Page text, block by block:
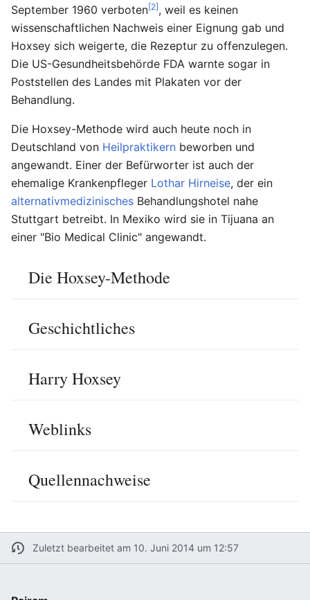
September 1960 verboten[2], weil es keinen
wissenschaftlichen Nachweis einer Eignung gab und
Hoxsey sich weigerte, die Rezeptur zu offenzulegen.
Die US-Gesundheitsbehörde FDA warnte sogar in
Poststellen des Landes mit Plakaten vor der
Behandlung.
Die Hoxsey-Methode wird auch heute noch in
Deutschland von Heilpraktikern beworben und
angewandt. Einer der Befürworter ist auch der
ehemalige Krankenpfleger Lothar Hirneise, der ein
alternativmedizinisches Behandlungshotel nahe
Stuttgart betreibt. In Mexiko wird sie in Tijuana an
einer "Bio Medical Clinic" angewandt.
Die Hoxsey-Methode
Geschichtliches
Harry Hoxsey
Weblinks
Quellennachweise
Zuletzt bearbeitet am 10. Juni 2014 um 12:57